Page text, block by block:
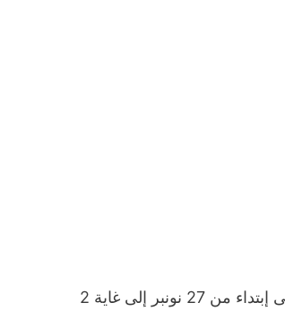
ستجرى فروض في مادة الإقتصاد العام والإحصاء الثانية باك الدورة الاولى المرحلة الاولى إبتداء من 27 نونبر إلى غاية 2